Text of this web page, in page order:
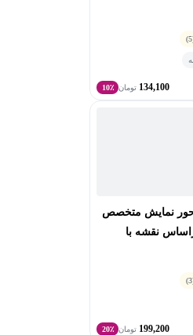
134,100 تومان 10٪
نمایش متخصص
نقشه با
199,200 تومان 20٪